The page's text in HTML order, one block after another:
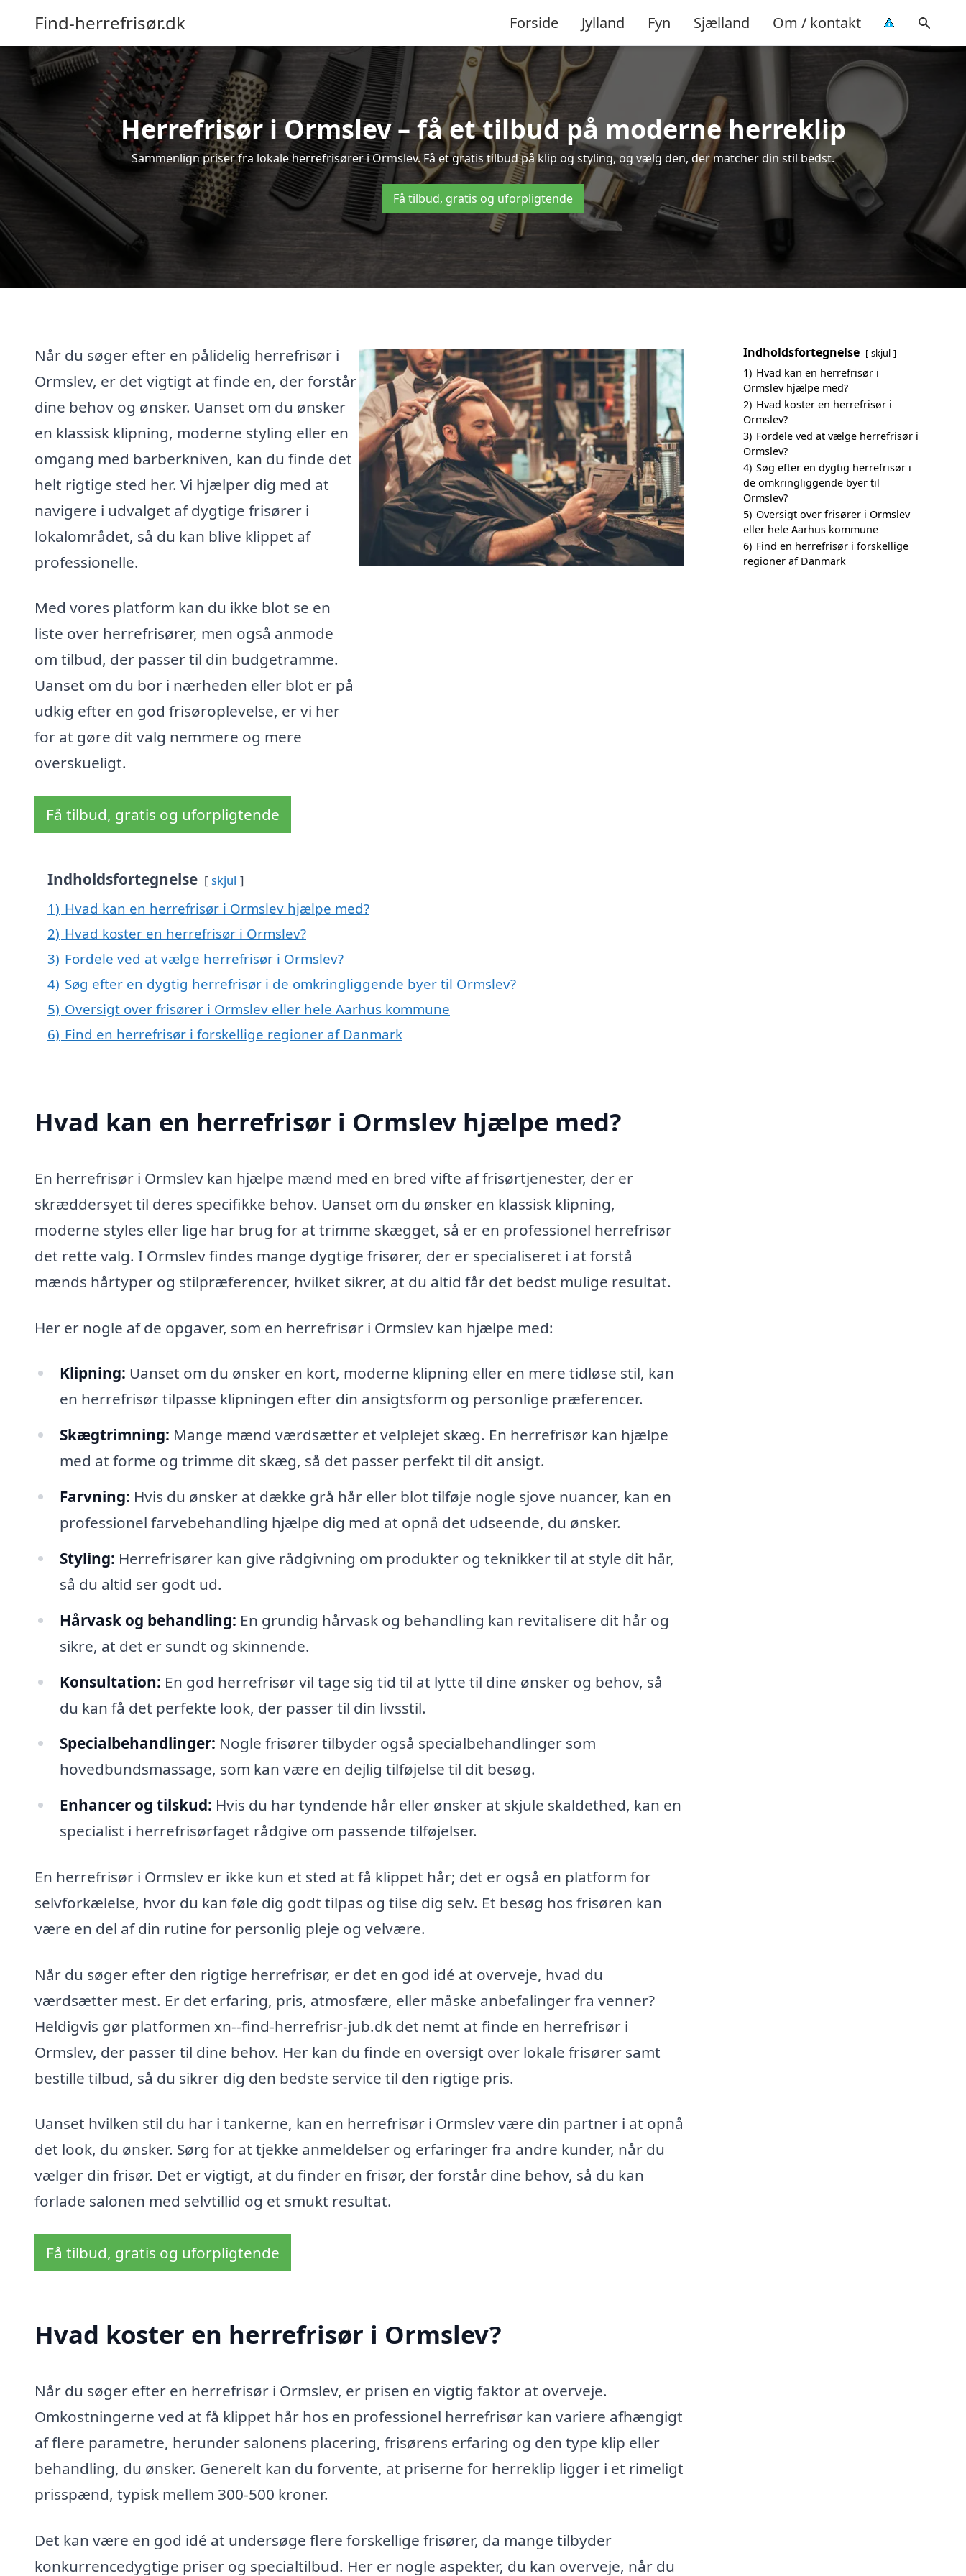
Find-herrefrisør.dk Forside Jylland Fyn Sjælland Om / kontakt
Herrefrisør i Ormslev – få et tilbud på moderne herreklip
Sammenlign priser fra lokale herrefrisører i Ormslev. Få et gratis tilbud på klip og styling, og vælg den, der matcher din stil bedst.
Få tilbud, gratis og uforpligtende
Når du søger efter en pålidelig herrefrisør i
Ormslev, er det vigtigt at finde en, der forstår
dine behov og ønsker. Uanset om du ønsker
en klassisk klipning, moderne styling eller en
omgang med barberkniven, kan du finde det
helt rigtige sted her. Vi hjælper dig med at
navigere i udvalget af dygtige frisører i
lokalområdet, så du kan blive klippet af
professionelle.
Med vores platform kan du ikke blot se en
liste over herrefrisører, men også anmode
om tilbud, der passer til din budgetramme.
Uanset om du bor i nærheden eller blot er på
udkig efter en god frisøroplevelse, er vi her
for at gøre dit valg nemmere og mere
overskueligt.
Få tilbud, gratis og uforpligtende
Indholdsfortegnelse skjul
1) Hvad kan en herrefrisør i Ormslev hjælpe med?
2) Hvad koster en herrefrisør i Ormslev?
3) Fordele ved at vælge herrefrisør i Ormslev?
4) Søg efter en dygtig herrefrisør i de omkringliggende byer til Ormslev?
5) Oversigt over frisører i Ormslev eller hele Aarhus kommune
6) Find en herrefrisør i forskellige regioner af Danmark
Hvad kan en herrefrisør i Ormslev hjælpe med?
En herrefrisør i Ormslev kan hjælpe mænd med en bred vifte af frisørtjenester, der er
skræddersyet til deres specifikke behov. Uanset om du ønsker en klassisk klipning,
moderne styles eller lige har brug for at trimme skægget, så er en professionel herrefrisør
det rette valg. I Ormslev findes mange dygtige frisører, der er specialiseret i at forstå
mænds hårtyper og stilpræferencer, hvilket sikrer, at du altid får det bedst mulige resultat.
Her er nogle af de opgaver, som en herrefrisør i Ormslev kan hjælpe med:
Klipning: Uanset om du ønsker en kort, moderne klipning eller en mere tidløse stil, kan
en herrefrisør tilpasse klipningen efter din ansigtsform og personlige præferencer.
Skægtrimning: Mange mænd værdsætter et velplejet skæg. En herrefrisør kan hjælpe
med at forme og trimme dit skæg, så det passer perfekt til dit ansigt.
Farvning: Hvis du ønsker at dække grå hår eller blot tilføje nogle sjove nuancer, kan en
professionel farvebehandling hjælpe dig med at opnå det udseende, du ønsker.
Styling: Herrefrisører kan give rådgivning om produkter og teknikker til at style dit hår,
så du altid ser godt ud.
Hårvask og behandling: En grundig hårvask og behandling kan revitalisere dit hår og
sikre, at det er sundt og skinnende.
Konsultation: En god herrefrisør vil tage sig tid til at lytte til dine ønsker og behov, så
du kan få det perfekte look, der passer til din livsstil.
Specialbehandlinger: Nogle frisører tilbyder også specialbehandlinger som
hovedbundsmassage, som kan være en dejlig tilføjelse til dit besøg.
Enhancer og tilskud: Hvis du har tyndende hår eller ønsker at skjule skaldethed, kan en
specialist i herrefrisørfaget rådgive om passende tilføjelser.
En herrefrisør i Ormslev er ikke kun et sted at få klippet hår; det er også en platform for
selvforkælelse, hvor du kan føle dig godt tilpas og tilse dig selv. Et besøg hos frisøren kan
være en del af din rutine for personlig pleje og velvære.
Når du søger efter den rigtige herrefrisør, er det en god idé at overveje, hvad du
værdsætter mest. Er det erfaring, pris, atmosfære, eller måske anbefalinger fra venner?
Heldigvis gør platformen xn--find-herrefrisr-jub.dk det nemt at finde en herrefrisør i
Ormslev, der passer til dine behov. Her kan du finde en oversigt over lokale frisører samt
bestille tilbud, så du sikrer dig den bedste service til den rigtige pris.
Uanset hvilken stil du har i tankerne, kan en herrefrisør i Ormslev være din partner i at opnå
det look, du ønsker. Sørg for at tjekke anmeldelser og erfaringer fra andre kunder, når du
vælger din frisør. Det er vigtigt, at du finder en frisør, der forstår dine behov, så du kan
forlade salonen med selvtillid og et smukt resultat.
Få tilbud, gratis og uforpligtende
Hvad koster en herrefrisør i Ormslev?
Når du søger efter en herrefrisør i Ormslev, er prisen en vigtig faktor at overveje.
Omkostningerne ved at få klippet hår hos en professionel herrefrisør kan variere afhængigt
af flere parametre, herunder salonens placering, frisørens erfaring og den type klip eller
behandling, du ønsker. Generelt kan du forvente, at priserne for herreklip ligger i et rimeligt
prisspænd, typisk mellem 300-500 kroner.
Det kan være en god idé at undersøge flere forskellige frisører, da mange tilbyder
konkurrencedygtige priser og specialtilbud. Her er nogle aspekter, du kan overveje, når du
Indholdsfortegnelse skjul
1) Hvad kan en herrefrisør i
Ormslev hjælpe med?
2) Hvad koster en herrefrisør i
Ormslev?
3) Fordele ved at vælge herrefrisør i
Ormslev?
4) Søg efter en dygtig herrefrisør i
de omkringliggende byer til
Ormslev?
5) Oversigt over frisører i Ormslev
eller hele Aarhus kommune
6) Find en herrefrisør i forskellige
regioner af Danmark